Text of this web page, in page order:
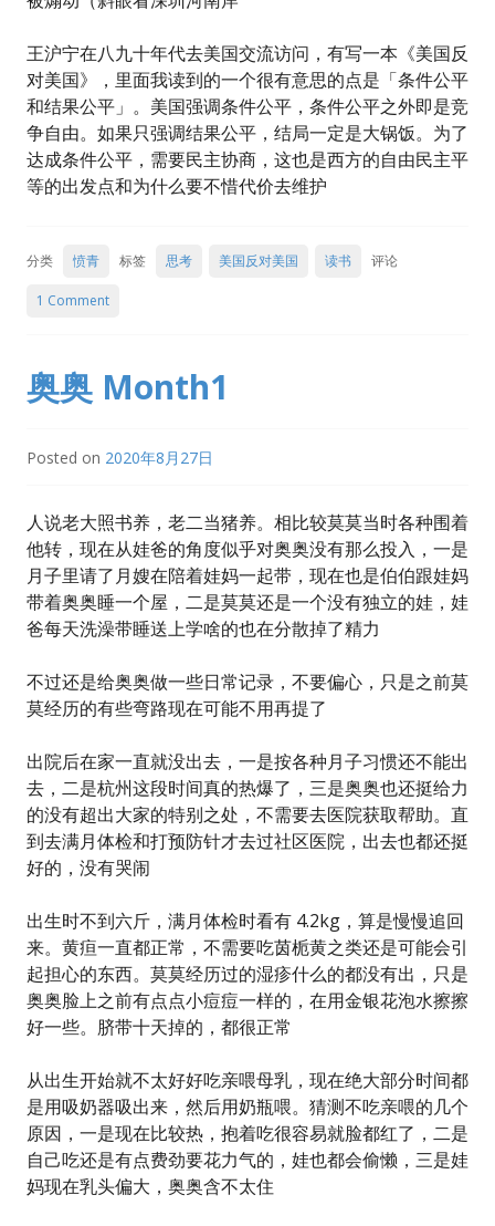
王沪宁在八九十年代去美国交流访问，有写一本《美国反
对美国》，里面我读到的一个很有意思的点是「条件公平
和结果公平」。美国强调条件公平，条件公平之外即是竞
争自由。如果只强调结果公平，结局一定是大锅饭。为了
达成条件公平，需要民主协商，这也是西方的自由民主平
等的出发点和为什么要不惜代价去维护
分类 愤青 标签 思考 美国反对美国 读书 评论
1 Comment
奥奥 Month1
Posted on 2020年8月27日
人说老大照书养，老二当猪养。相比较莫莫当时各种围着
他转，现在从娃爸的角度似乎对奥奥没有那么投入，一是
月子里请了月嫂在陪着娃妈一起带，现在也是伯伯跟娃妈
带着奥奥睡一个屋，二是莫莫还是一个没有独立的娃，娃
爸每天洗澡带睡送上学啥的也在分散掉了精力
不过还是给奥奥做一些日常记录，不要偏心，只是之前莫
莫经历的有些弯路现在可能不用再提了
出院后在家一直就没出去，一是按各种月子习惯还不能出
去，二是杭州这段时间真的热爆了，三是奥奥也还挺给力
的没有超出大家的特别之处，不需要去医院获取帮助。直
到去满月体检和打预防针才去过社区医院，出去也都还挺
好的，没有哭闹
出生时不到六斤，满月体检时看有 4.2kg，算是慢慢追回
来。黄疸一直都正常，不需要吃茵栀黄之类还是可能会引
起担心的东西。莫莫经历过的湿疹什么的都没有出，只是
奥奥脸上之前有点点小痘痘一样的，在用金银花泡水擦擦
好一些。脐带十天掉的，都很正常
从出生开始就不太好好吃亲喂母乳，现在绝大部分时间都
是用吸奶器吸出来，然后用奶瓶喂。猜测不吃亲喂的几个
原因，一是现在比较热，抱着吃很容易就脸都红了，二是
自己吃还是有点费劲要花力气的，娃也都会偷懒，三是娃
妈现在乳头偏大，奥奥含不太住